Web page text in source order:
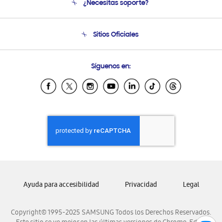
Soporte
Condiciones de Compra
¿Necesitas soporte?
Soporte vía eMail
Sitios Oficiales
Samsung Ecuador
Samsung El Salvador
Samsung Honduras
Samsung Nicaragua
Samsung Panamá
Samsung Venezuela
Síguenos en:
Copyright© 1995-2025 SAMSUNG Todos los Derechos Reservados.
Ayuda para accesibilidad Privacidad Legal